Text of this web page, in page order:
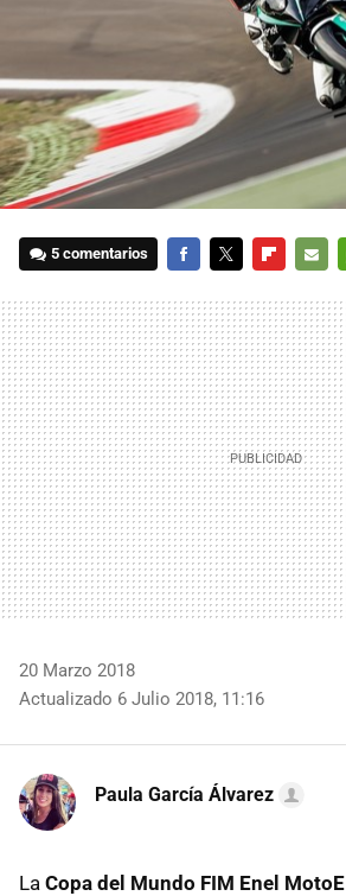
5 comentarios
MAIL
20 Marzo 2018
Actualizado 6 Julio 2018, 11:16
Paula García Álvarez
La Copa del Mundo FIM Enel MotoE